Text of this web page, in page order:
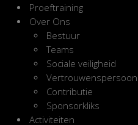
Proeftraining
Over Ons
Bestuur
Teams
Sociale veiligheid
Vertrouwenspersoon
Contributie
Sponsorkliks
Activiteiten